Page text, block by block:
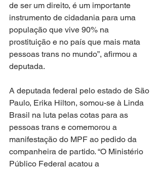
de ser um direito, é um importante
instrumento de cidadania para uma
população que vive 90% na
prostituição e no país que mais mata
pessoas trans no mundo”, afirmou a
deputada.
A deputada federal pelo estado de São
Paulo, Erika Hilton, somou-se à Linda
Brasil na luta pelas cotas para as
pessoas trans e comemorou a
manifestação do MPF ao pedido da
companheira de partido. “O Ministério
Público Federal acatou a